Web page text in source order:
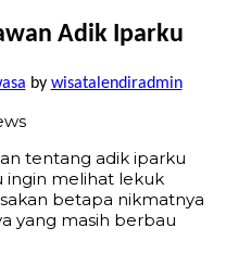
Adik Iparku
by wisatalendiradmin
tentang adik iparku
ingin melihat lekuk
betapa nikmatnya
yang masih berbau